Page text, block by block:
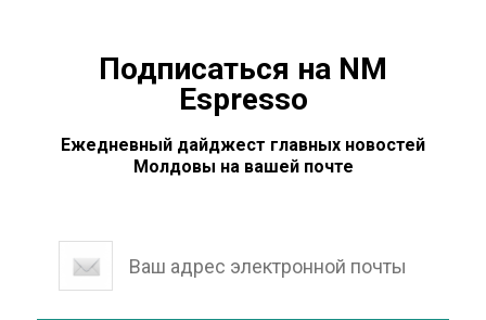
Подписаться на NM
Espresso
Ежедневный дайджест главных новостей
Молдовы на вашей почте